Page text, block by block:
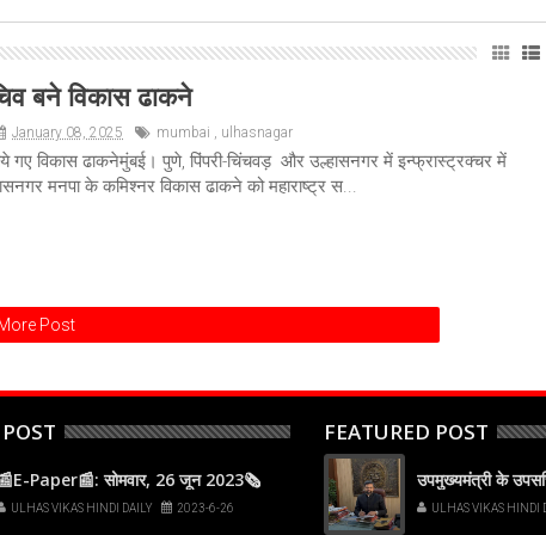
बने विकास ढाकने
January 08, 2025 mumbai , ulhasnagar
गए विकास ढाकनेमुंबई। पुणे, पिंपरी-चिंचवड़ और उल्हासनगर में इन्फ्रास्ट्रक्चर में
मनपा के कमिश्नर विकास ढाकने को महाराष्ट्र स...
Post
Paper📰: सोमवार, 26 जून 2023🗞
ULHAS VIKAS HINDI DAILY 2023-6-26
FEATURED POST
उपमुख्यमंत्री के
ULHAS VIKAS HINDI